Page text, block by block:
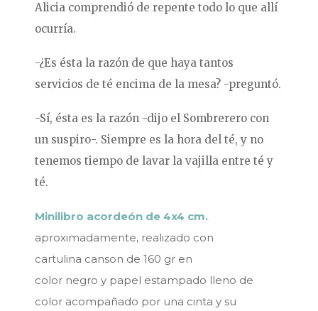
Alicia comprendió de repente todo lo que allí
ocurría.
-¿Es ésta la razón de que haya tantos
servicios de té encima de la mesa? -preguntó.
-Sí, ésta es la razón -dijo el Sombrerero con
un suspiro-. Siempre es la hora del té, y no
tenemos tiempo de lavar la vajilla entre té y
té.
Minilibro acordeón de 4x4 cm.
aproximadamente, realizado con
cartulina canson de 160 gr en
color negro y papel estampado lleno de
color acompañado por una cinta y su